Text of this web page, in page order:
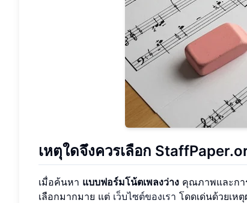
เหตุใดจึงควรเลือก
เมื่อค้นหา แบบฟอร์มโน้ตเพลงว่าง คุณภาพและกา
เลือกมากมาย แต่ เว็บไซต์ของเรา โดดเด่นด้วยเห